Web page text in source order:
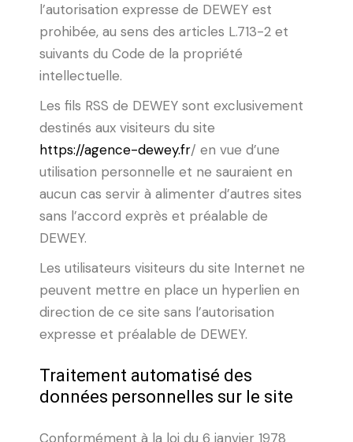
l’autorisation expresse de DEWEY est
prohibée, au sens des articles L.713-2 et
suivants du Code de la propriété
intellectuelle.
Les fils RSS de DEWEY sont exclusivement
destinés aux visiteurs du site
https://agence-dewey.fr/ en vue d’une
utilisation personnelle et ne sauraient en
aucun cas servir à alimenter d’autres sites
sans l’accord exprès et préalable de
DEWEY.
Les utilisateurs visiteurs du site Internet ne
peuvent mettre en place un hyperlien en
direction de ce site sans l’autorisation
expresse et préalable de DEWEY.
Traitement automatisé des
données personnelles sur le site
Conformément à la loi du 6 janvier 1978